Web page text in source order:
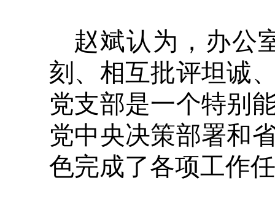
赵斌认为，办公
刻、相互批评坦诚
党支部是一个特别
党中央决策部署和
色完成了各项工作